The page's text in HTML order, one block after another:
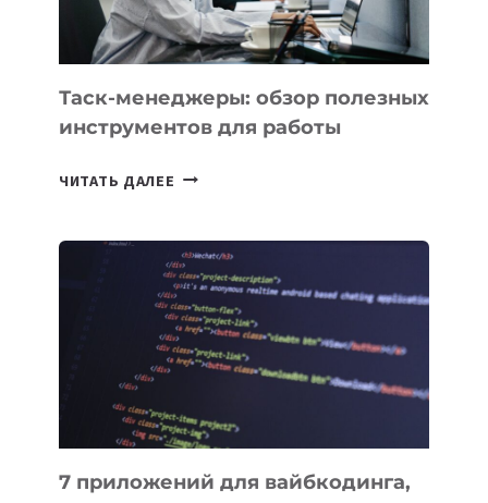
Таск-менеджеры: обзор полезных
инструментов для работы
ЧИТАТЬ ДАЛЕЕ ТАСК-
ПОЛЕЗНЫХ
ИНСТРУМЕНТОВ
ДЛЯ
РАБОТЫ
7 приложений для вайбкодинга,